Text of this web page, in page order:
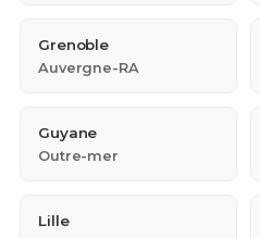
Grenoble
Auvergne-RA
Guyane
Outre-mer
Lille